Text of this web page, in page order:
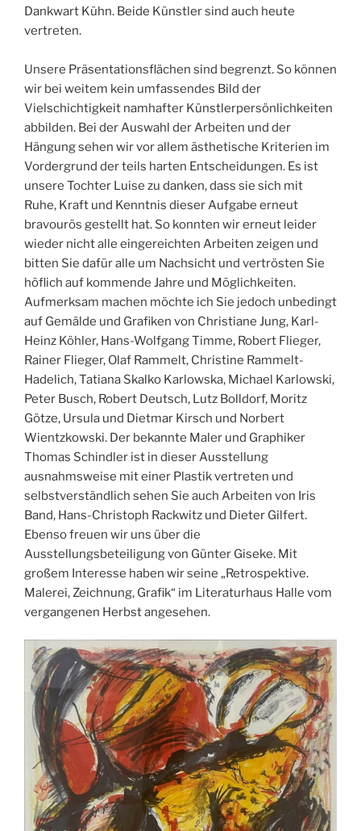
Dankwart Kühn. Beide Künstler sind auch heute
vertreten.
Unsere Präsentationsflächen sind begrenzt. So können
wir bei weitem kein umfassendes Bild der
Vielschichtigkeit namhafter Künstlerpersönlichkeiten
abbilden. Bei der Auswahl der Arbeiten und der
Hängung sehen wir vor allem ästhetische Kriterien im
Vordergrund der teils harten Entscheidungen. Es ist
unsere Tochter Luise zu danken, dass sie sich mit
Ruhe, Kraft und Kenntnis dieser Aufgabe erneut
bravourös gestellt hat. So konnten wir erneut leider
wieder nicht alle eingereichten Arbeiten zeigen und
bitten Sie dafür alle um Nachsicht und vertrösten Sie
höflich auf kommende Jahre und Möglichkeiten.
Aufmerksam machen möchte ich Sie jedoch unbedingt
auf Gemälde und Grafiken von Christiane Jung, Karl-
Heinz Köhler, Hans-Wolfgang Timme, Robert Flieger,
Rainer Flieger, Olaf Rammelt, Christine Rammelt-
Hadelich, Tatiana Skalko Karlowska, Michael Karlowski,
Peter Busch, Robert Deutsch, Lutz Bolldorf, Moritz
Götze, Ursula und Dietmar Kirsch und Norbert
Wientzkowski. Der bekannte Maler und Graphiker
Thomas Schindler ist in dieser Ausstellung
ausnahmsweise mit einer Plastik vertreten und
selbstverständlich sehen Sie auch Arbeiten von Iris
Band, Hans-Christoph Rackwitz und Dieter Gilfert.
Ebenso freuen wir uns über die
Ausstellungsbeteiligung von Günter Giseke. Mit
großem Interesse haben wir seine „Retrospektive.
Malerei, Zeichnung, Grafik“ im Literaturhaus Halle vom
vergangenen Herbst angesehen.